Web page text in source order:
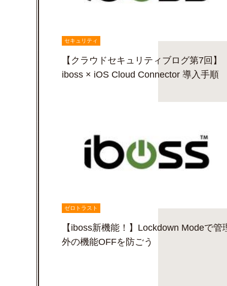
セキュリティ
【クラウドセキュリティブログ第7回】
iboss × iOS Cloud Connector 導入手順
ゼロトラスト
【iboss新機能！】Lockdown Modeで管
外の機能OFFを防ごう